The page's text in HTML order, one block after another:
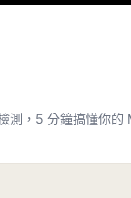
測，5 分鐘搞懂你的